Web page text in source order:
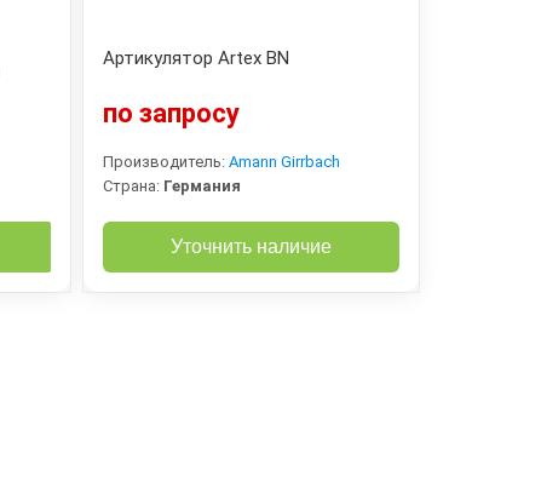
Артикулятор Artex BN
по запросу
Производитель: Amann Girrbach
Страна: Германия
Уточнить наличие